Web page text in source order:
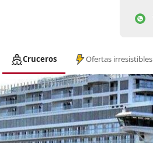
Cruceros Ofertas irresistibles